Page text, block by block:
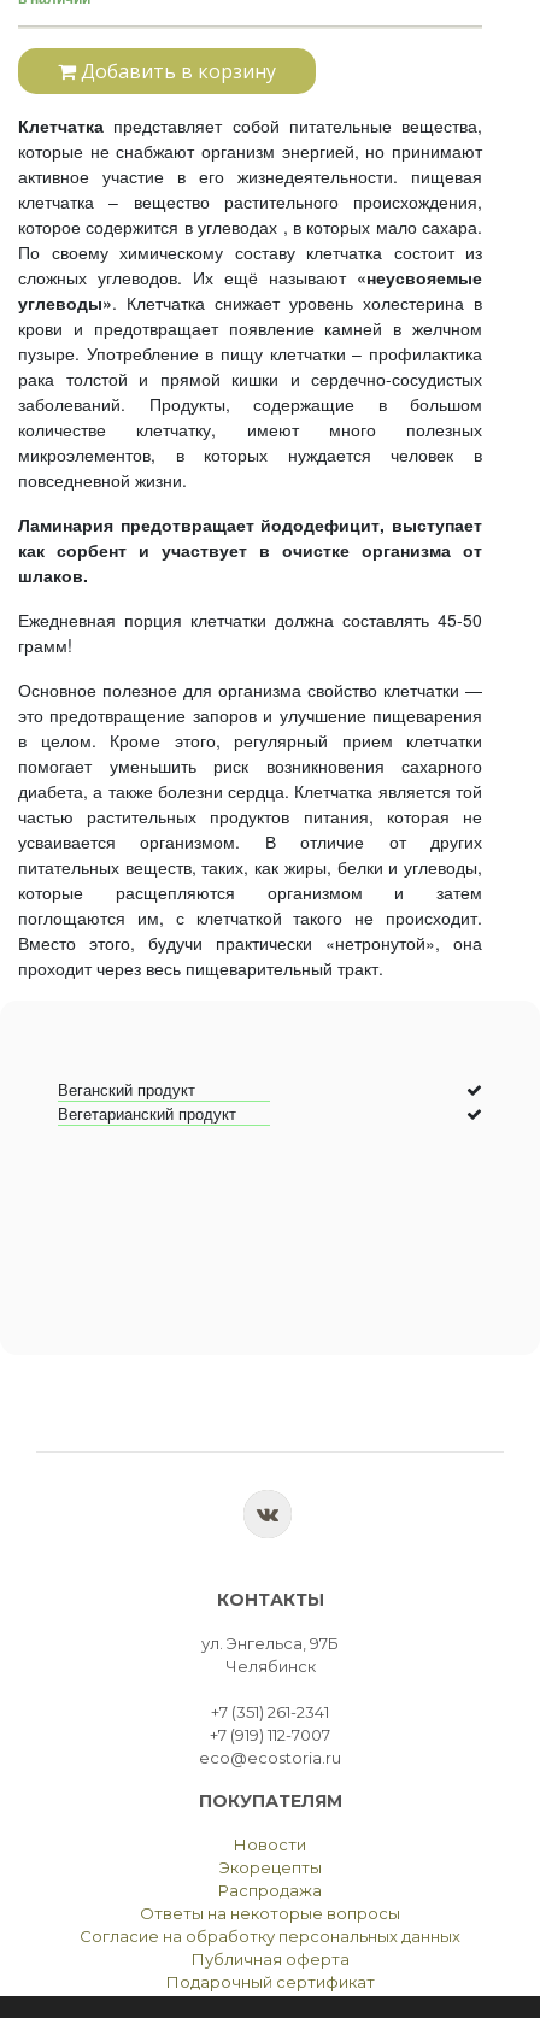
Добавить в корзину
Клетчатка представляет собой питательные вещества,
которые не снабжают организм энергией, но принимают
активное участие в его жизнедеятельности. пищевая
клетчатка – вещество растительного происхождения,
которое содержится в углеводах , в которых мало сахара.
По своему химическому составу клетчатка состоит из
сложных углеводов. Их ещё называют «неусвояемые
углеводы». Клетчатка снижает уровень холестерина в
крови и предотвращает появление камней в желчном
пузыре. Употребление в пищу клетчатки – профилактика
рака толстой и прямой кишки и сердечно-сосудистых
заболеваний. Продукты, содержащие в большом
количестве клетчатку, имеют много полезных
микроэлементов, в которых нуждается человек в
повседневной жизни.
Ламинария предотвращает йододефицит, выступает
как сорбент и участвует в очистке организма от
шлаков.
Ежедневная порция клетчатки должна составлять 45-50
грамм!
Основное полезное для организма свойство клетчатки —
это предотвращение запоров и улучшение пищеварения
в целом. Кроме этого, регулярный прием клетчатки
помогает уменьшить риск возникновения сахарного
диабета, а также болезни сердца. Клетчатка является той
частью растительных продуктов питания, которая не
усваивается организмом. В отличие от других
питательных веществ, таких, как жиры, белки и углеводы,
которые расщепляются организмом и затем
поглощаются им, с клетчаткой такого не происходит.
Вместо этого, будучи практически «нетронутой», она
проходит через весь пищеварительный тракт.
Веганский продукт
Вегетарианский продукт
КОНТАКТЫ
ул. Энгельса, 97Б
Челябинск
+7 (351) 261-2341
+7 (919) 112-7007
eco@ecostoria.ru
ПОКУПАТЕЛЯМ
Новости
Экорецепты
Распродажа
Ответы на некоторые вопросы
Согласие на обработку персональных данных
Публичная оферта
Подарочный сертификат